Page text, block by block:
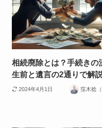
相続廃除とは？手続きの
生前と遺言の2通りで解
2024年4月1日 窪木稔（